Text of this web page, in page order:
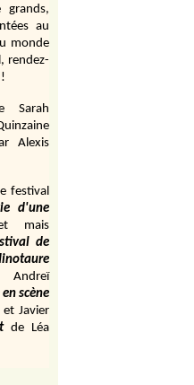
grands,
au
monde
rendez-
Sarah
Alexis
festival
d'une
mais
de
Andreï
scène
et Javier
de Léa